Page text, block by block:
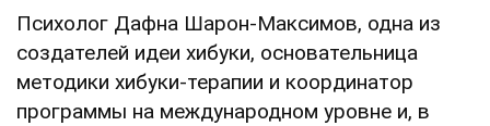
Психолог Дафна Шарон-Максимов, одна из
создателей идеи хибуки, основательница
методики хибуки-терапии и координатор
программы на международном уровне и, в